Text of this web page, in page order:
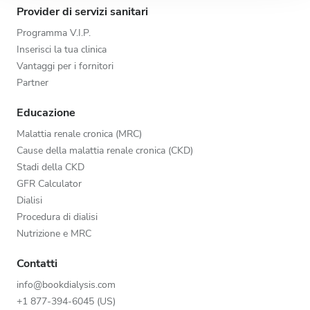
raccolto dal tuo utilizzo dei loro servizi.
Provider di servizi sanitari
Programma V.I.P.
Inserisci la tua clinica
Vantaggi per i fornitori
Partner
Educazione
Malattia renale cronica (MRC)
Cause della malattia renale cronica (CKD)
Stadi della CKD
GFR Calculator
Dialisi
Procedura di dialisi
Nutrizione e MRC
Contatti
info@bookdialysis.com
+1 877-394-6045 (US)